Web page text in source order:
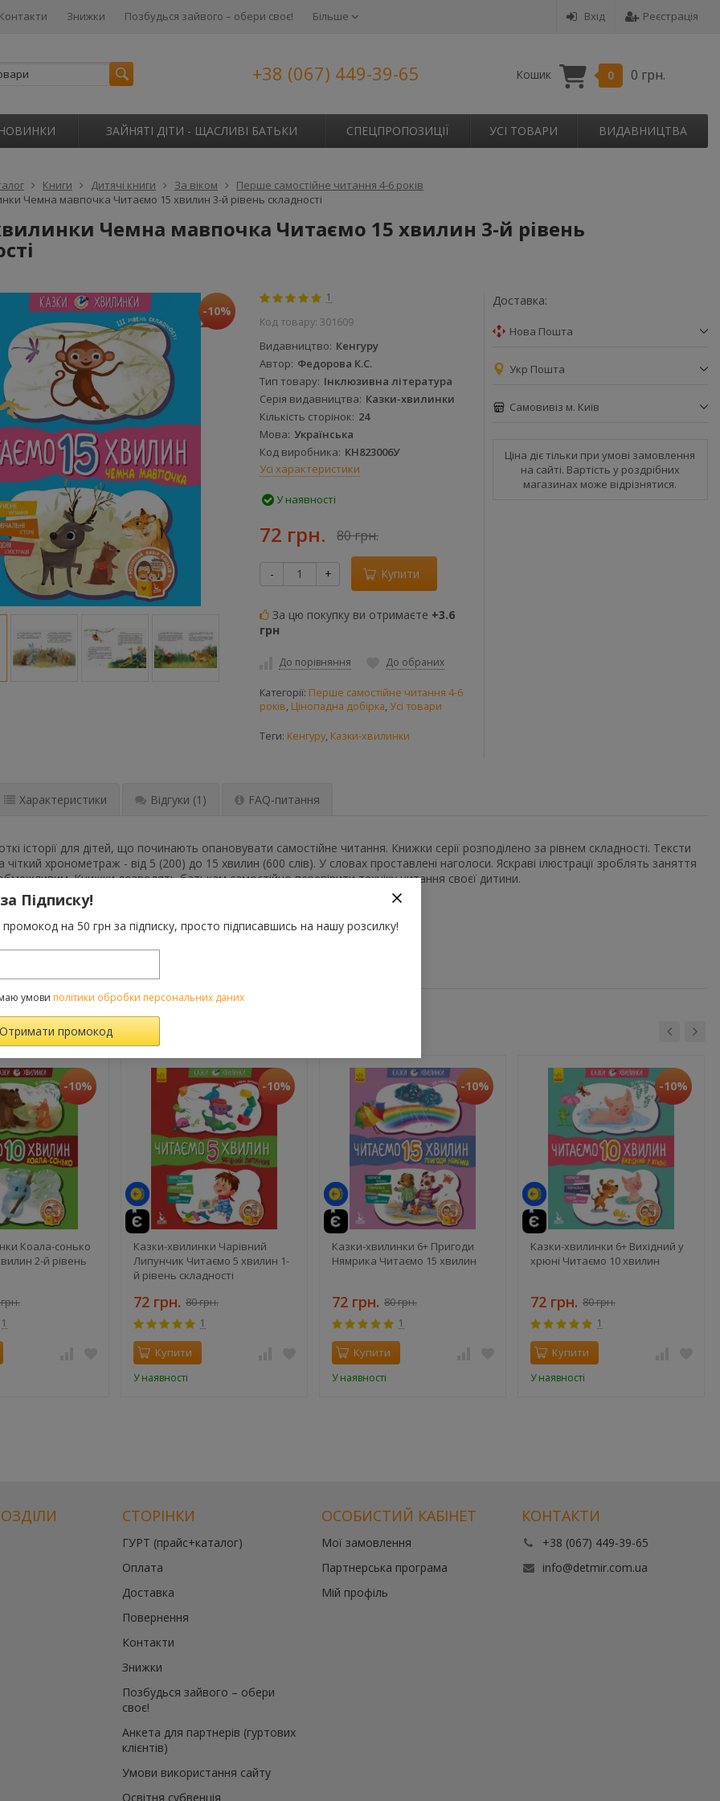
Вхід Реєстрація
Контакти Знижки Позбудься зайвого – обери своє! Більше
+38 (067) 449-39-65 Кошик 0 0 грн.
НОВИНКИ ЗАЙНЯТІ ДІТИ - ЩАСЛИВІ БАТЬКИ СПЕЦПРОПОЗИЦІЇ УСІ ТОВАРИ ВИДАВНИЦТВА
Книги Дитячі книги За віком
Перше самостійне читання 4-6 років
Чемна мавпочка Читаємо 15 хвилин 3-й рівень складності
Чемна мавпочка Читаємо 15 хвилин 3-й рівень
-10%
1
Код товару: 301609
Видавництво Кенгуру
Автор Федорова К.С.
Тип товару Інклюзивна література
Серія видавництва Казки-хвилинки
Кількість сторінок 24
Мова Українська
Код виробника КН823006У
Усі характеристики
У наявності
72 грн. 80 грн.
- + Купити
За цю покупку ви отримаєте +3.6
грн
До порівняння До обраних
Категорії: Перше самостійне читання 4-6
років, Цінопадна добірка, Усі товари
Теги: Кенгуру, Казки-хвилинки
Доставка:
Нова Пошта
Укр Пошта
Самовивіз м. Київ
Ціна діє тільки при умові замовлення
на сайті. Вартість у роздрібних
магазинах може відрізнятися.
Характеристики Відгуки (1) FAQ-питання
історії для дітей, що починають опановувати самостійне читання. Книжки серії розподілено за рівнем складності. Тексти
чіткий хронометраж - від 5 (200) до 15 хвилин (600 слів). У словах проставлені наголоси. Яскраві ілюстрації зроблять заняття
Книжки дозволять батькам самостійно перевірити техніку читання своєї дитини.
роги
ТАКОЖ КУПУЮТЬ
-10%
Коала-сонько
2-й рівень
1
-10%
Казки-хвилинки Чарівний
Липунчик Читаємо 5 хвилин 1-
й рівень складності
72 грн. 80 грн.
1
Купити
У наявності
-10%
Казки-хвилинки 6+ Пригоди
Нямрика Читаємо 15 хвилин
72 грн. 80 грн.
1
Купити
У наявності
-10%
Казки-хвилинки 6+ Вихідний у
хрюні Читаємо 10 хвилин
72 грн. 80 грн.
1
Купити
У наявності
СТОРІНКИ
ГУРТ (прайс+каталог)
Оплата
Доставка
Повернення
Контакти
Знижки
Позбудься зайвого – обери
своє!
Анкета для партнерів (гуртових
клієнтів)
Умови використання сайту
Освітня субвенція
ОСОБИСТИЙ КАБІНЕТ
Мої замовлення
Партнерська програма
Мій профіль
КОНТАКТИ
+38 (067) 449-39-65
info@detmir.com.ua
Підписку!
на 50 грн за підписку, просто підписавшись на нашу розсилку!
умови політики обробки персональних даних